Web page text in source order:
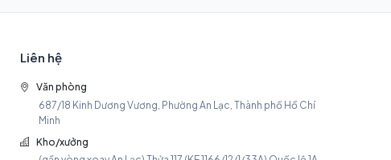
Liên hệ
Văn phòng
687/18 Kinh Dương Vương, Phường An Lạc, Thành phố Hồ Chí
Minh
Kho/xưởng